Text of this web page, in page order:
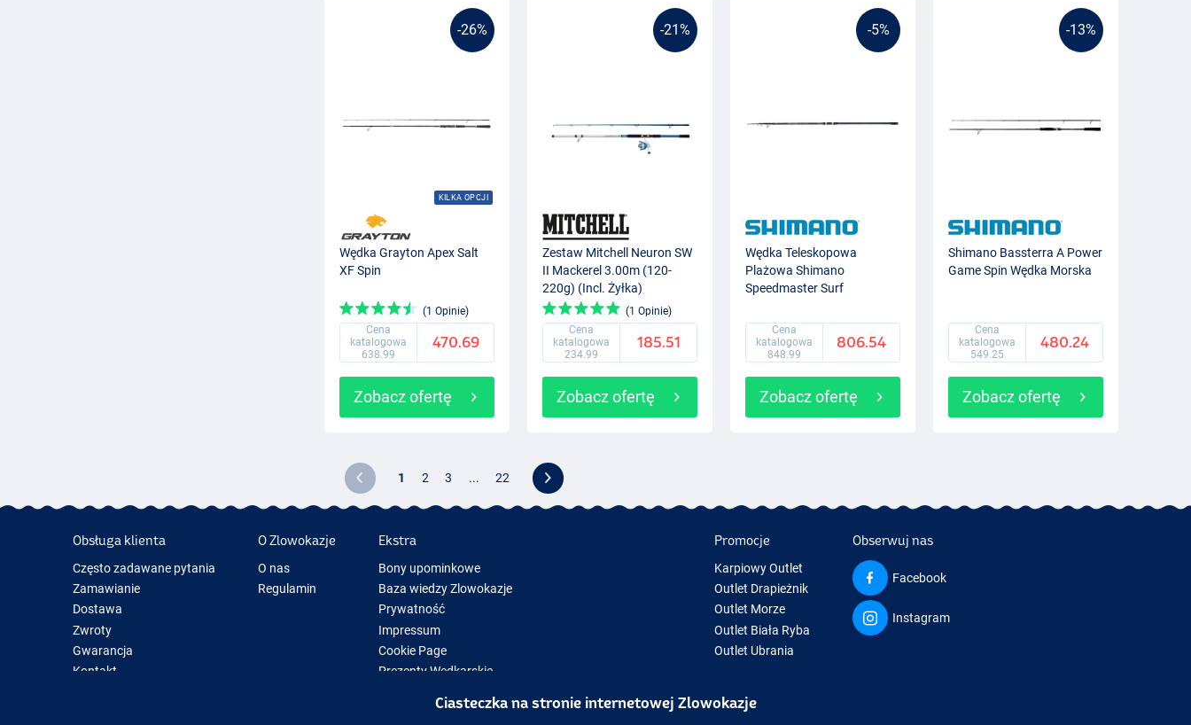
-26%
KILKA OPCJI
Wędka Grayton Apex Salt
XF Spin
(1 Opinie)
Cena
katalogowa
638.99
470.69
Zobacz ofertę
-21%
Zestaw Mitchell Neuron SW
II Mackerel 3.00m (120-
220g) (Incl. Żyłka)
(1 Opinie)
Cena
katalogowa
234.99
185.51
Zobacz ofertę
-5%
Wędka Teleskopowa
Plażowa Shimano
Speedmaster Surf
Cena
katalogowa
848.99
806.54
Zobacz ofertę
-13%
Shimano Bassterra A Power
Game Spin Wędka Morska
Cena
katalogowa
549.25
480.24
Zobacz ofertę
1 2 3 ... 22
Obsługa klienta
Często zadawane pytania
Zamawianie
Dostawa
Zwroty
Gwarancja
Kontakt
O Zlowokazje
O nas
Regulamin
Ekstra
Bony upominkowe
Baza wiedzy Zlowokazje
Prywatność
Impressum
Cookie Page
Prezenty Wędkarskie
Sprzęt wędkarski chwilowo niedostępny w magazynie
Promocje
Karpiowy Outlet
Outlet Drapieżnik
Outlet Morze
Outlet Biała Ryba
Outlet Ubrania
Obserwuj nas
Facebook
Instagram
Ciasteczka na stronie internetowej Zlowokazje